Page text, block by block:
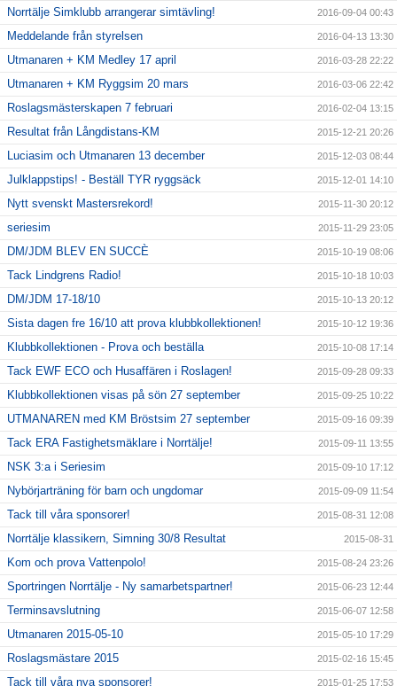
Norrtälje Simklubb arrangerar simtävling! 2016-09-04 00:43
Meddelande från styrelsen 2016-04-13 13:30
Utmanaren + KM Medley 17 april 2016-03-28 22:22
Utmanaren + KM Ryggsim 20 mars 2016-03-06 22:42
Roslagsmästerskapen 7 februari 2016-02-04 13:15
Resultat från Långdistans-KM 2015-12-21 20:26
Luciasim och Utmanaren 13 december 2015-12-03 08:44
Julklappstips! - Beställ TYR ryggsäck 2015-12-01 14:10
Nytt svenskt Mastersrekord! 2015-11-30 20:12
seriesim 2015-11-29 23:05
DM/JDM BLEV EN SUCCÈ 2015-10-19 08:06
Tack Lindgrens Radio! 2015-10-18 10:03
DM/JDM 17-18/10 2015-10-13 20:12
Sista dagen fre 16/10 att prova klubbkollektionen! 2015-10-12 19:36
Klubbkollektionen - Prova och beställa 2015-10-08 17:14
Tack EWF ECO och Husaffären i Roslagen! 2015-09-28 09:33
Klubbkollektionen visas på sön 27 september 2015-09-25 10:22
UTMANAREN med KM Bröstsim 27 september 2015-09-16 09:39
Tack ERA Fastighetsmäklare i Norrtälje! 2015-09-11 13:55
NSK 3:a i Seriesim 2015-09-10 17:12
Nybörjarträning för barn och ungdomar 2015-09-09 11:54
Tack till våra sponsorer! 2015-08-31 12:08
Norrtälje klassikern, Simning 30/8 Resultat 2015-08-31
Kom och prova Vattenpolo! 2015-08-24 23:26
Sportringen Norrtälje - Ny samarbetspartner! 2015-06-23 12:44
Terminsavslutning 2015-06-07 12:58
Utmanaren 2015-05-10 2015-05-10 17:29
Roslagsmästare 2015 2015-02-16 15:45
Tack till våra nya sponsorer! 2015-01-25 17:53